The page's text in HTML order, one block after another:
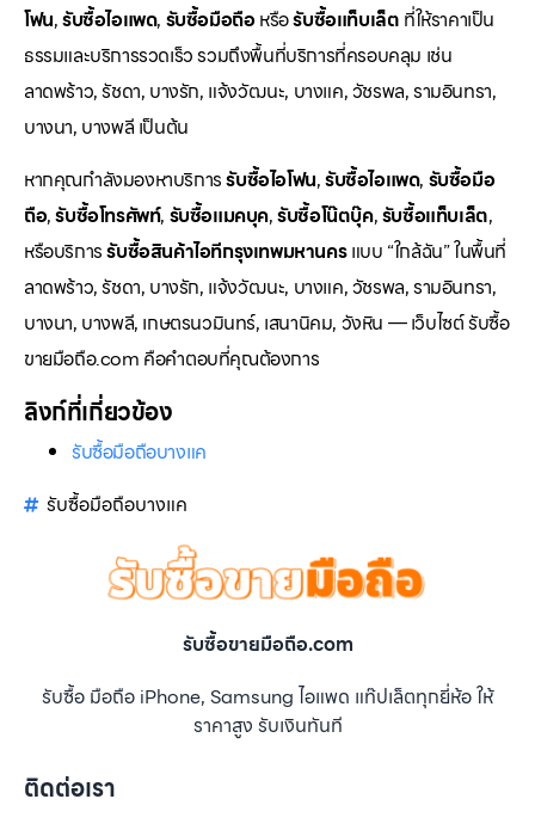
โฟน,รับซื้อไอแพด, รับซื้อมือถือหรือรับซื้อแท็บเล็ต ที่ให้ราคาเป็น
ธรรมและบริการรวดเร็ว รวมถึงพื้นที่บริการที่ครอบคลุม เช่น
ลาดพร้าว, รัชดา, บางรัก, แจ้งวัฒนะ, บางแค, วัชรพล, รามอินทรา,
บางนา, บางพลี เป็นต้น
หากคุณกำลังมองหาบริการรับซื้อไอโฟน,รับซื้อไอแพด, รับซื้อมือ
ถือ,รับซื้อโทรศัพท์, รับซื้อแมคบุค,รับซื้อโน๊ตบุ๊ค,รับซื้อแท็บเล็ต,
หรือบริการรับซื้อสินค้าไอทีกรุงเทพมหานครแบบ “ใกล้ฉัน” ในพื้นที่
ลาดพร้าว, รัชดา, บางรัก, แจ้งวัฒนะ, บางแค, วัชรพล, รามอินทรา,
บางนา, บางพลี, เกษตรนวมินทร์, เสนานิคม, วังหิน — เว็บไซต์ รับซื้อ
ขายมือถือ.com คือคำตอบที่คุณต้องการ
ลิงก์ที่เกี่ยวข้อง
รับซื้อมือถือบางแค
รับซื้อมือถือบางแค
รับซื้อขายมือถือ.com
รับซื้อ มือถือ iPhone, Samsung ไอแพด แท๊ปเล็ตทุกยี่ห้อ ให้
ราคาสูง รับเงินทันที
ติดต่อเรา